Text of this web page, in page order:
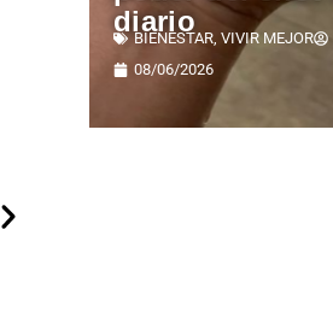
Guía exprés para
diario
BIENESTAR, VIVIR MEJOR
08/06/2026